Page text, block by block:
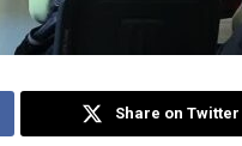
Share on Twitter